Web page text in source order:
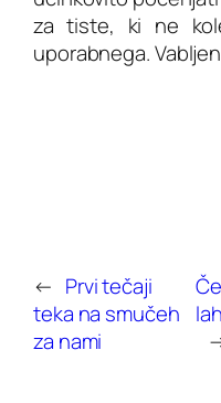
za tiste, ki ne
uporabnega.
← Prvi tečaji
teka na smučeh
za nami